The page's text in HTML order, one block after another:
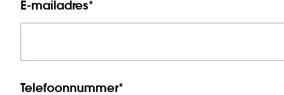
E-mailadres*
Telefoonnummer*